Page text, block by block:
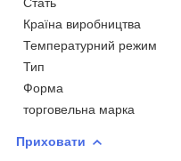
Країна виробництва
Температурний режим
Тип
Форма
торговельна марка
Приховати